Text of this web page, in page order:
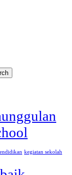
kegiatan sekolah